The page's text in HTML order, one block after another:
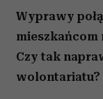
Wyprawy
Czy tak
wolontariatu?